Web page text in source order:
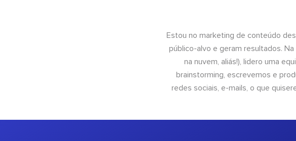
Estou no marketing de conteúdo
público-alvo e geram resultados.
na nuvem, aliás!), lidero uma
brainstorming, escrevemos e
redes sociais, e-mails, o que